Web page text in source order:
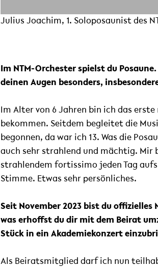
Julius Joachim, 1. Soloposaunist des
Im NTM-Orchester spielst du
deinen Augen besonders,
Im Alter von 6 Jahren bin ich das
bekommen. Seitdem begleitet die
begonnen, da war ich 13. Was die
auch sehr strahlend und mächtig. Mir
strahlendem fortissimo jeden Tag
Stimme. Etwas sehr persönliches.
Seit November 2023 bist du offizielles
was erhoffst du dir mit dem Beirat
Stück in ein Akademiekonzert
Als Beiratsmitglied darf ich nun